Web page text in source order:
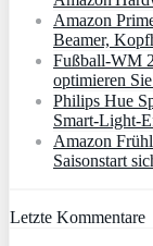
Amazon
Beamer,
Fußball-WM
optimieren
Philips Hue
Amazon
Saisonstart
Letzte Kommentare